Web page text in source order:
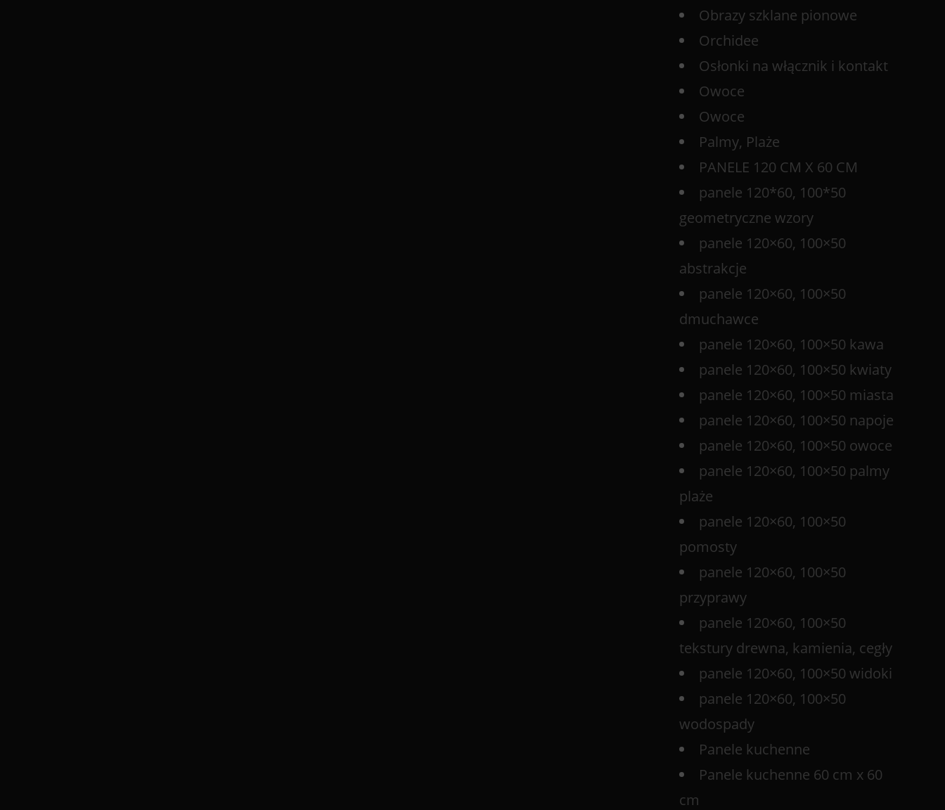
Obrazy szklane pionowe
Orchidee
Osłonki na włącznik i kontakt
Owoce
Owoce
Palmy, Plaże
PANELE 120 CM X 60 CM
panele 120*60, 100*50
geometryczne wzory
panele 120×60, 100×50
abstrakcje
panele 120×60, 100×50
dmuchawce
panele 120×60, 100×50 kawa
panele 120×60, 100×50 kwiaty
panele 120×60, 100×50 miasta
panele 120×60, 100×50 napoje
panele 120×60, 100×50 owoce
panele 120×60, 100×50 palmy
plaże
panele 120×60, 100×50
pomosty
panele 120×60, 100×50
przyprawy
panele 120×60, 100×50
tekstury drewna, kamienia, cegły
panele 120×60, 100×50 widoki
panele 120×60, 100×50
wodospady
Panele kuchenne
Panele kuchenne 60 cm x 60
cm